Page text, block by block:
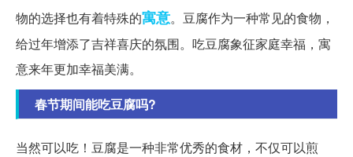
物的选择也有着特殊的寓意。豆腐作为一种常见的食物，
给过年增添了吉祥喜庆的氛围。吃豆腐象征家庭幸福，寓
意来年更加幸福美满。
春节期间能吃豆腐吗?
当然可以吃！豆腐是一种非常优秀的食材，不仅可以煎